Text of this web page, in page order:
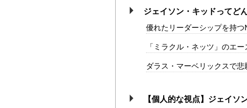
ジェイソン・キッドってど
優れたリーダーシップを持
「ミラクル・ネッツ」のエ
ダラス・マーベリックスで悲
【個人的な視点】ジェイ